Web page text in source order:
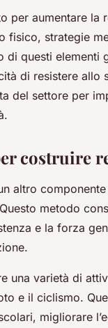
per aumentare la
fisico, strategie
questi elementi
di resistere allo
del settore per
costruire
altro
metodo
e la forza
una varietà di
e il ciclismo.
migliorare